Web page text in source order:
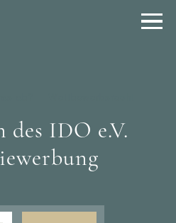
des IDO e.V.